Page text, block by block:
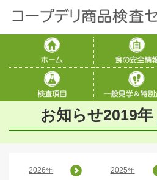
お知らせ2019年
2026年 2025年